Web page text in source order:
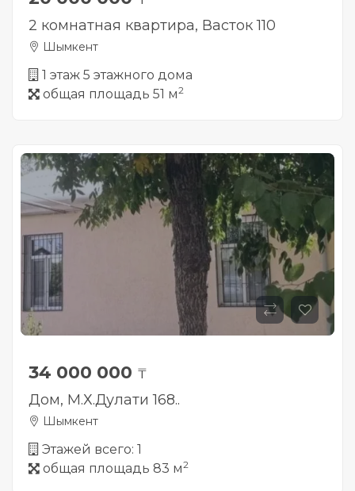
2 комнатная квартира, Васток 110
Шымкент
1 этаж 5 этажного дома
общая площадь 51 м2
34 000 000 ₸
Дом, М.Х.Дулати 168..
Шымкент
Этажей всего: 1
общая площадь 83 м2